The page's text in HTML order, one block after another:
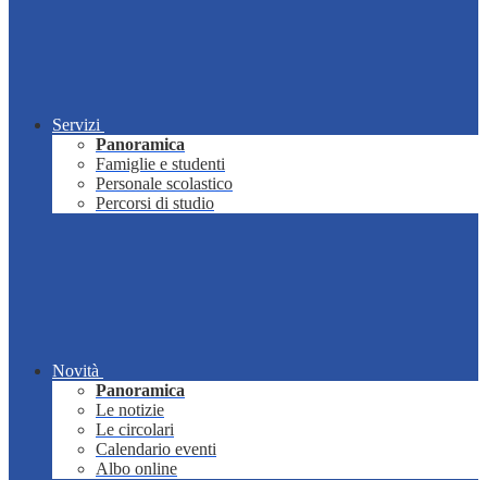
Servizi
Panoramica
Famiglie e studenti
Personale scolastico
Percorsi di studio
Novità
Panoramica
Le notizie
Le circolari
Calendario eventi
Albo online